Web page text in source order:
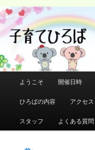
メ
イ
ン
ン
テ
ュ
ようこそ 開催日時
ひろばの内容 アクセ
スタッフ よくある質問